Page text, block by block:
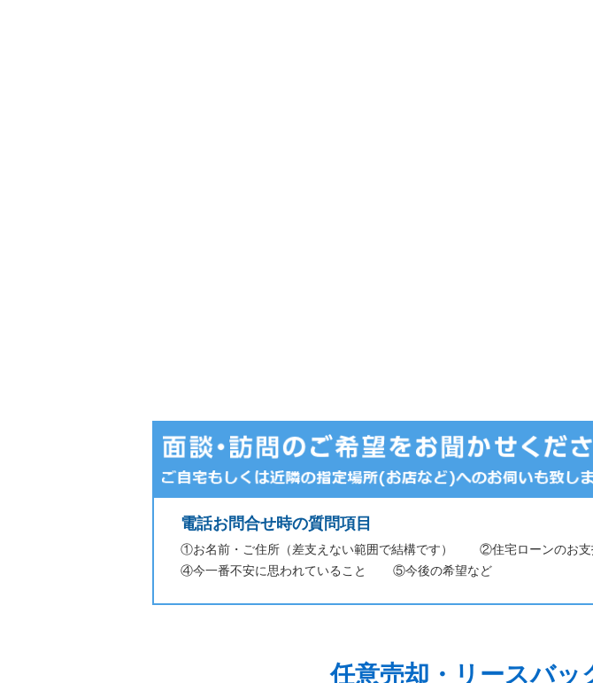
電話お問合せ時の質問項目
①お名前・ご住所（差支えない範囲で結構です） ②住宅ローンのお支
④今一番不安に思われていること
⑤今後の希望など
任意売却・リースバッ